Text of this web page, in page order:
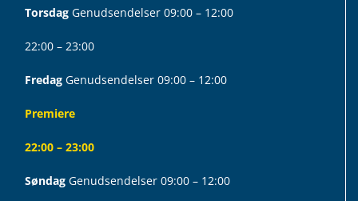
Torsdag Genudsendelser 09:00 – 12:00
22:00 – 23:00
Fredag Genudsendelser 09:00 – 12:00
Premiere
22:00 – 23:00
Søndag Genudsendelser 09:00 – 12:00